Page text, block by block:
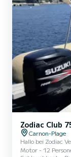
Zodiac Club
Carnon-Plage
Hallo bei Zodiac
Motor - 12